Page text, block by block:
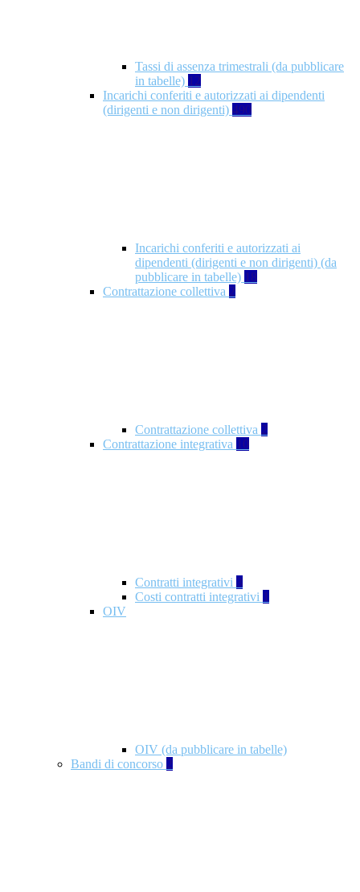
Tassi di assenza trimestrali (da pubblicare
in tabelle) 12
Incarichi conferiti e autorizzati ai dipendenti
(dirigenti e non dirigenti) 490
Incarichi conferiti e autorizzati ai
dipendenti (dirigenti e non dirigenti) (da
pubblicare in tabelle) 18
Contrattazione collettiva 2
Contrattazione collettiva 2
Contrattazione integrativa 10
Contratti integrativi 3
Costi contratti integrativi 1
OIV
OIV (da pubblicare in tabelle)
Bandi di concorso 2